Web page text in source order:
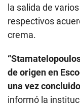
la salida de
respectivos
crema.
de origen en
una vez
informó la